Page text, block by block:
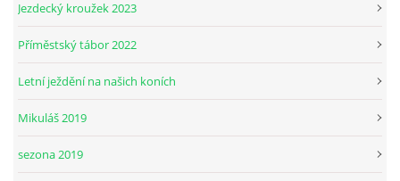
Jezdecký kroužek 2023
Příměstský tábor 2022
Letní ježdění na našich koních
Mikuláš 2019
sezona 2019